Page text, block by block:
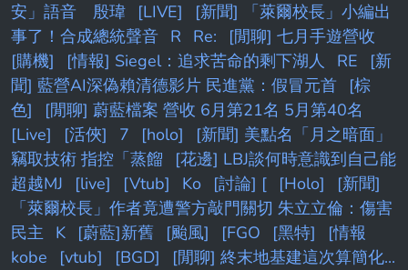
安」語音 殷瑋
[LIVE]
[新聞] 「萊爾校長」小編出
事了！合成總統聲音 R Re:
[閒聊] 七月手遊營收
[購機]
[情報] Siegel：追求苦命的剩下湖人 RE
[新
聞] 藍營AI深偽賴清德影片 民進黨：假冒元首
[棕
色]
[閒聊] 蔚藍檔案 營收 6月第21名 5月第40名
[Live]
[活俠] 7 [holo]
[新聞] 美點名「月之暗面」
竊取技術 指控「蒸餾
[花邊] LBJ談何時意識到自己能
超越MJ
[live] [Vtub] Ko [討論] [ [Holo]
[新聞]
「萊爾校長」作者竟遭警方敲門關切 朱立立倫：傷害
民主 K [蔚藍]新舊 [颱風] [FGO [黑特]
[情報
kobe
[vtub] [BGD]
[閒聊] 終末地基建這次算簡化...